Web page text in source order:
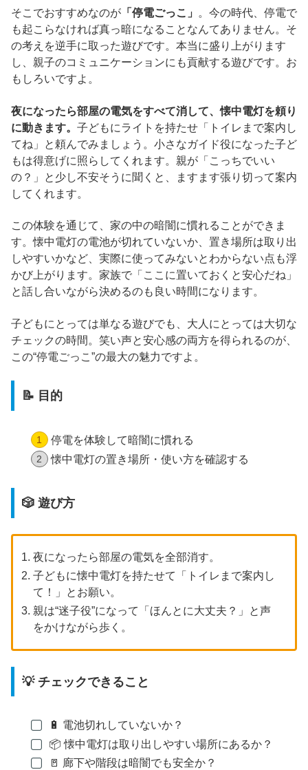
そこでおすすめなのが 「停電ごっこ」
。今の時代、停電で
も起こらなければ真っ暗になることなんてありません。そ
の考えを逆手に取った遊びです。本当に盛り上がります
し、親子のコミュニケーションにも貢献する遊びです。お
もしろいですよ。
夜になったら部屋の電気をすべて消して、懐中電灯を頼り
に動きます。 子どもにライトを持たせ「トイレまで案内し
てね」と頼んでみましょう。小さなガイド役になった子ど
もは得意げに照らしてくれます。親が「こっちでいい
の？」と少し不安そうに聞くと、ますます張り切って案内
してくれます。
この体験を通じて、家の中の暗闇に慣れることができま
す。懐中電灯の電池が切れていないか、置き場所は取り出
しやすいかなど、実際に使ってみないとわからない点も浮
かび上がります。家族で「ここに置いておくと安心だね」
と話し合いながら決めるのも良い時間になります。
子どもにとっては単なる遊びでも、大人にとっては大切な
チェックの時間。笑い声と安心感の両方を得られるのが、
この“停電ごっこ”の最大の魅力ですよ。
📝 目的
停電を体験して暗闇に慣れる
懐中電灯の置き場所・使い方を確認する
🎲 遊び方
夜になったら部屋の電気を全部消す。
子どもに懐中電灯を持たせて「トイレまで案内し
て！」とお願い。
親は“迷子役”になって「ほんとに大丈夫？」と声
をかけながら歩く。
💡 チェックできること
🔋 電池切れしていないか？
📦 懐中電灯は取り出しやすい場所にあるか？
🚪 廊下や階段は暗闇でも安全か？